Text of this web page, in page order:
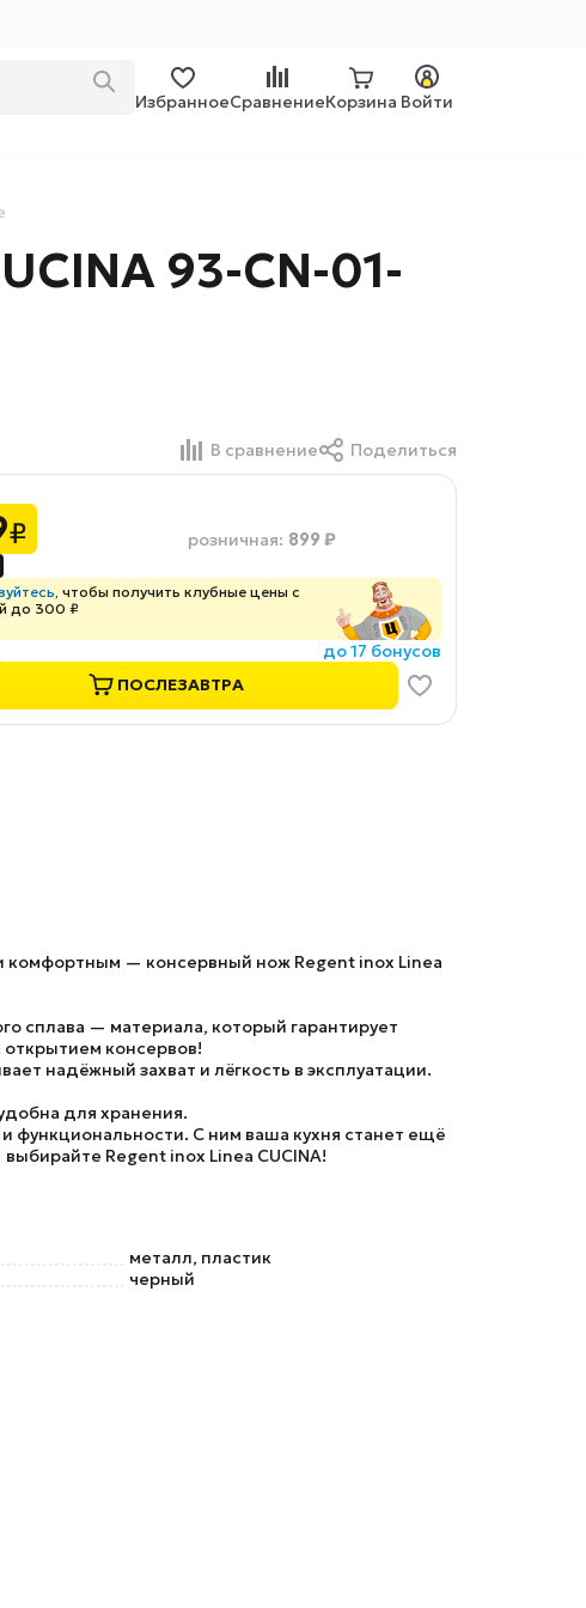
ИзбранноеСравнениеКорзина Войти
93-CN-01-
В сравнение Поделиться
₽ розничная: 899 ₽
, чтобы получить клубные цены с
до 300 ₽
до 17 бонусов
ПОСЛЕЗАВТРА
комфортным — консервный нож Regent inox Linea
сплава — материала, который гарантирует
консервов!
надёжный захват и лёгкость в эксплуатации.
для хранения.
функциональности. С ним ваша кухня станет ещё
Regent inox Linea CUCINA!
металл, пластик
черный